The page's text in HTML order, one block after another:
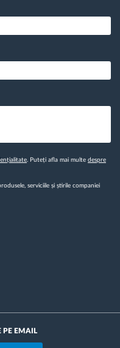
. Puteți afla mai multe despre
serviciile și știrile companiei
PE EMAIL